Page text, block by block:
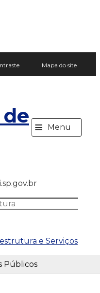
Mapa do site
≡ Menu
e Serviços
Públicos